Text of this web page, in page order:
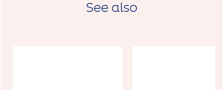
See also